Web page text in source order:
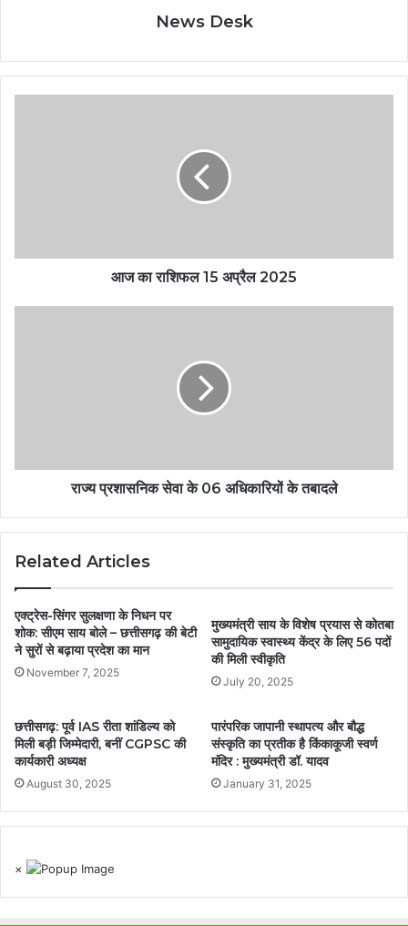
News Desk
आज का राशिफल 15 अप्रैल 2025
राज्य प्रशासनिक सेवा के 06 अधिकारियों के तबादले
Related Articles
एक्ट्रेस-सिंगर सुलक्षणा के निधन पर
शोक: सीएम साय बोले – छत्तीसगढ़ की बेटी
ने सुरों से बढ़ाया प्रदेश का मान
November 7, 2025
मुख्यमंत्री साय के विशेष प्रयास से कोतबा
सामुदायिक स्वास्थ्य केंद्र के लिए 56 पदों
की मिली स्वीकृति
July 20, 2025
छत्तीसगढ़: पूर्व IAS रीता शांडिल्य को
मिली बड़ी जिम्मेदारी, बनीं CGPSC की
कार्यकारी अध्यक्ष
August 30, 2025
पारंपरिक जापानी स्थापत्य और बौद्ध
संस्कृति का प्रतीक है किंकाकूजी स्वर्ण
मंदिर : मुख्यमंत्री डॉ. यादव
January 31, 2025
×